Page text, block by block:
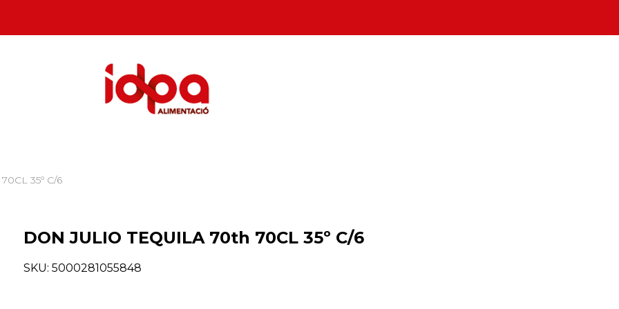
35º C/6
DON JULIO TEQUILA 70th 70CL 35º C/6
SKU: 5000281055848